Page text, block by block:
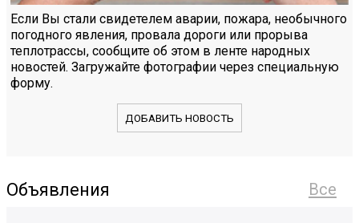
Если Вы стали свидетелем аварии, пожара, необычного
погодного явления, провала дороги или прорыва
теплотрассы, сообщите об этом в ленте народных
новостей. Загружайте фотографии через специальную
форму.
ДОБАВИТЬ НОВОСТЬ
Все
Объявления